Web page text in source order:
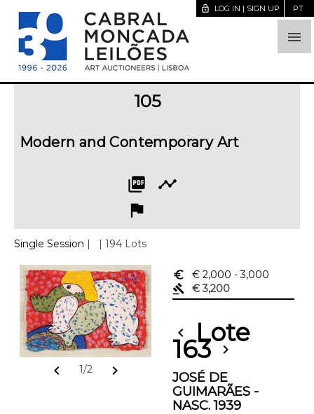

lock_open LOG IN | SIGN UP PT
105
Modern and Contemporary Art
picture_as_pdf
timeline
flag
Single Session | | 194 Lots
chevron_left 1/2 chevron_right
euro_symbol € 2,000 - 3,000
gavel
€ 3,200
chevron_left Lote
163 chevron_right
JOSÉ DE
GUIMARÃES -
NASC. 1939